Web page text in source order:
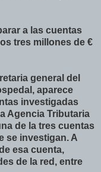
a las cuentas
tres millones de €
general del
aparece
investigadas
Agencia Tributaria
de la tres cuentas
se investigan. A
esa cuenta,
de la red, entre